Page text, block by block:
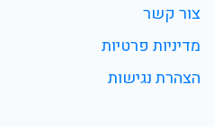
צור קשר
מדיניות פרטיות
הצהרת נגישות